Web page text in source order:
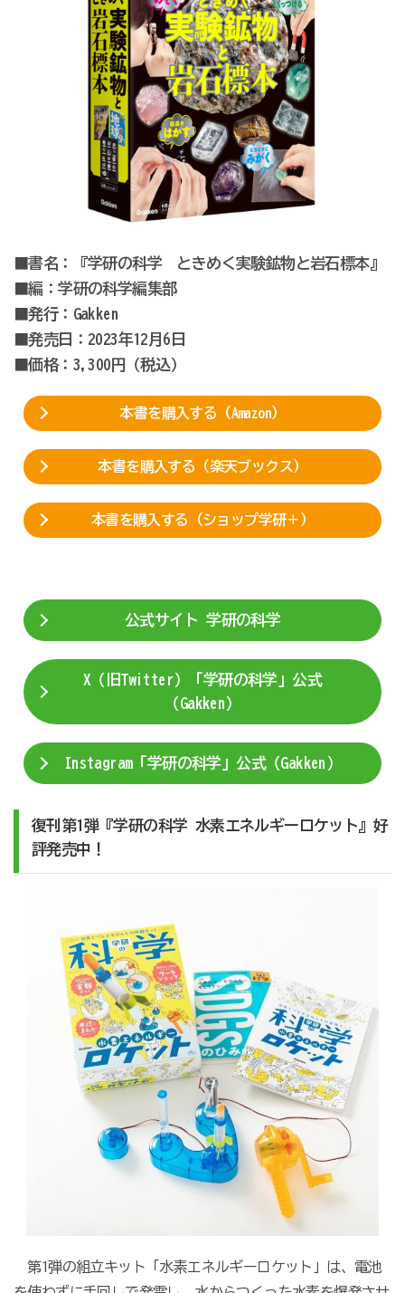
■書名：『学研の科学 ときめく実験鉱物と岩石標本』
■編：学研の科学編集部
■発行：Gakken
■発売日：2023年12月6日
■価格：3,300円（税込）
本書を購入する（Amazon）
本書を購入する（楽天ブックス）
本書を購入する（ショップ学研＋）
公式サイト 学研の科学
X（旧Twitter）「学研の科学」公式
（Gakken）
Instagram「学研の科学」公式（Gakken）
復刊第1弾『学研の科学 水素エネルギーロケット』好
評発売中！
第1弾の組立キット「水素エネルギーロケット」は、電池